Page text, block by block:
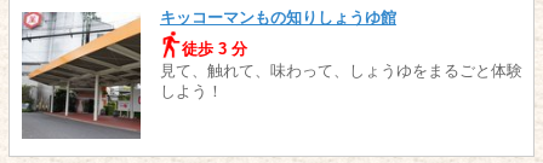
キッコーマンもの知りしょうゆ館
徒歩 3 分
見て、触れて、味わって、しょうゆをまるごと体験
しよう！